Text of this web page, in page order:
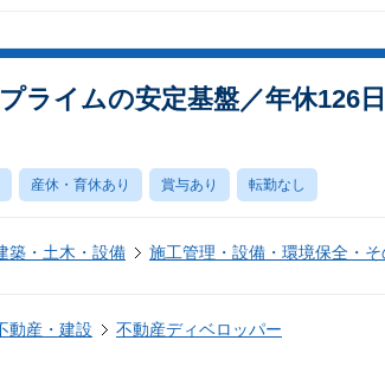
ライムの安定基盤／年休126
産休・育休あり 賞与あり 転勤なし
築・土木・設備 施工管理・設備・環境保全・そ
動産・建設 不動産ディベロッパー